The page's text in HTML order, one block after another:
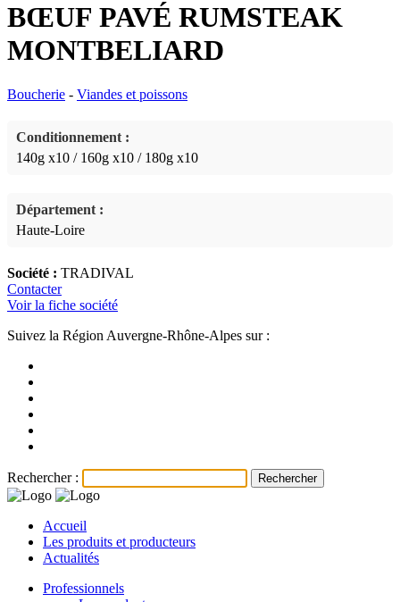
BŒUF PAVÉ RUMSTEAK
MONTBELIARD
Boucherie - Viandes et poissons
Conditionnement :
140g x10 / 160g x10 / 180g x10
Département :
Haute-Loire
Société : TRADIVAL
Contacter
Voir la fiche société
Suivez la Région Auvergne-Rhône-Alpes sur :
Rechercher :
Accueil
Les produits et producteurs
Actualités
Professionnels